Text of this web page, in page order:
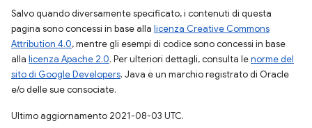
Salvo quando diversamente specificato, i contenuti di questa
pagina sono concessi in base alla licenza Creative Commons
Attribution 4.0, mentre gli esempi di codice sono concessi in base
alla licenza Apache 2.0. Per ulteriori dettagli, consulta lenorme del
sito di Google Developers. Java è un marchio registrato di Oracle
e/o delle sue consociate.
Ultimo aggiornamento 2021-08-03 UTC.